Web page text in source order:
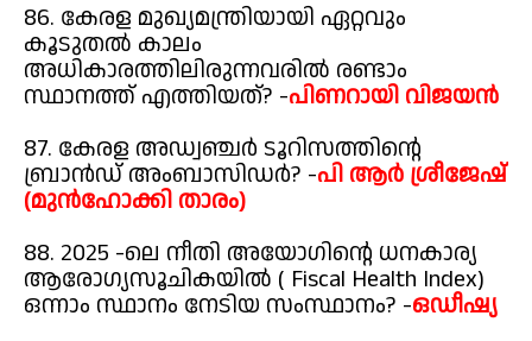
86. കേരള മുഖ്യമന്ത്രിയായി ഏറ്റവും
കൂടുതൽ കാലം
അധികാരത്തിലിരുന്നവരിൽ രണ്ടാം
സ്ഥാനത്ത് എത്തിയത്? -പിണറായി വിജയൻ
87. കേരള അഡ്വഞ്ചർ ടൂറിസത്തിന്റെ
ബ്രാൻഡ് അംബാസിഡർ? -പി ആർ ശ്രീജേഷ്
(മുൻഹോക്കി താരം)
88. 2025 -ലെ നീതി അയോഗിന്റെ ധനകാര്യ
ആരോഗ്യസൂചികയിൽ ( Fiscal Health Index)
ഒന്നാം സ്ഥാനം നേടിയ സംസ്ഥാനം? -ഒഡീഷ്യ